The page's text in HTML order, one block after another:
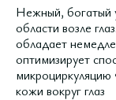
Нежный, богатый
области возле
обладает
оптимизирует
микроциркуляцию
кожи вокруг глаз